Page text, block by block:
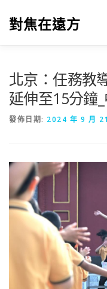
對焦在遠方
北京：任務教
延伸至15分鐘
發佈日期: 2024 年 9 月